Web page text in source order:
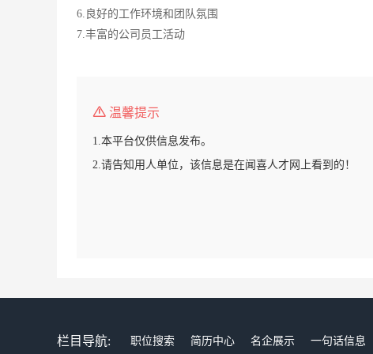
6.良好的工作环境和团队氛围
7.丰富的公司员工活动
温馨提示
1.本平台仅供信息发布。
2.请告知用人单位，该信息是在闻喜人才网上看到的！
栏目导航: 职位搜索 简历中心 名企展示 一句话信息